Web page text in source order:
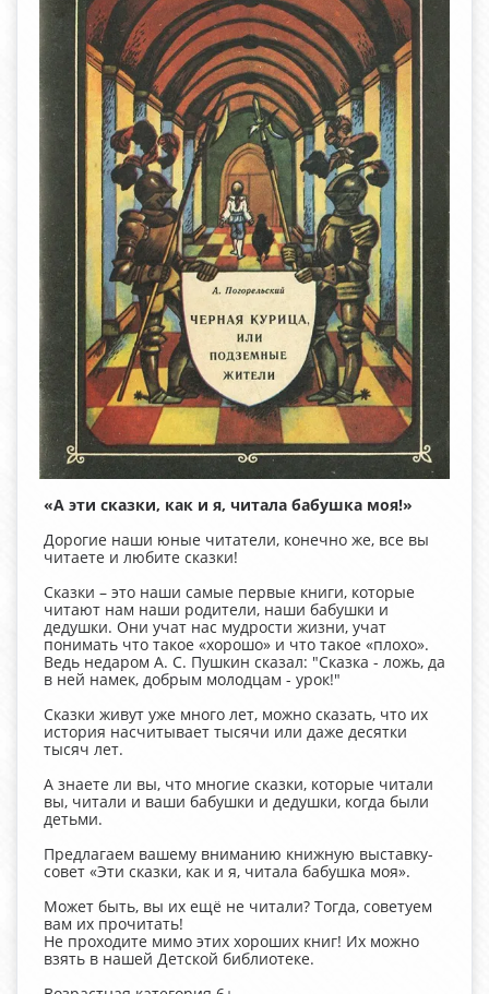
«А эти сказки, как и я, читала бабушка моя!»
Дорогие наши юные читатели, конечно же, все вы
читаете и любите сказки!
Сказки – это наши самые первые книги, которые
читают нам наши родители, наши бабушки и
дедушки. Они учат нас мудрости жизни, учат
понимать что такое «хорошо» и что такое «плохо».
Ведь недаром А. С. Пушкин сказал: "Сказка - ложь, да
в ней намек, добрым молодцам - урок!"
Сказки живут уже много лет, можно сказать, что их
история насчитывает тысячи или даже десятки
тысяч лет.
А знаете ли вы, что многие сказки, которые читали
вы, читали и ваши бабушки и дедушки, когда были
детьми.
Предлагаем вашему вниманию книжную выставку-
совет «Эти сказки, как и я, читала бабушка моя».
Может быть, вы их ещё не читали? Тогда, советуем
вам их прочитать!
Не проходите мимо этих хороших книг! Их можно
взять в нашей Детской библиотеке.